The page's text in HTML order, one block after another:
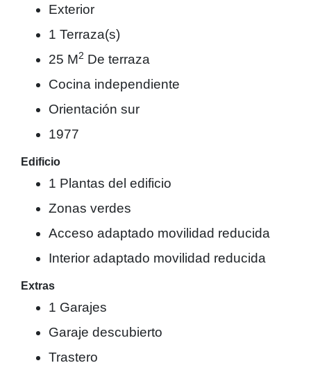
Exterior
1 Terraza(s)
25 M2 De terraza
Cocina independiente
Orientación sur
1977
Edificio
1 Plantas del edificio
Zonas verdes
Acceso adaptado movilidad reducida
Interior adaptado movilidad reducida
Extras
1 Garajes
Garaje descubierto
Trastero